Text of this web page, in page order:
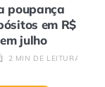
poupança
em R$
julho
2 MIN DE LEITURA